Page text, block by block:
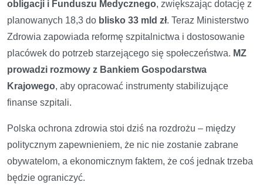
obligacji i Funduszu Medycznego, zwiększając dotację z
planowanych 18,3 do blisko 33 mld zł. Teraz Ministerstwo
Zdrowia zapowiada reformę szpitalnictwa i dostosowanie
placówek do potrzeb starzejącego się społeczeństwa. MZ
prowadzi rozmowy z Bankiem Gospodarstwa
Krajowego, aby opracować instrumenty stabilizujące
finanse szpitali.
Polska ochrona zdrowia stoi dziś na rozdrożu – między
politycznym zapewnieniem, że nic nie zostanie zabrane
obywatelom, a ekonomicznym faktem, że coś jednak trzeba
będzie ograniczyć.